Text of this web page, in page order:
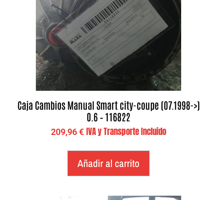
Caja Cambios Manual Smart city-coupe (07.1998->)
0.6 – 116822
209,96€ IVA y Transporte Incluido
Añadir al carrito